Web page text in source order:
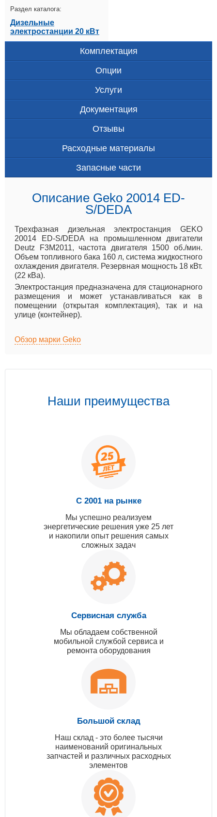
Раздел каталога:
Дизельные
электростанции 20 кВт
Комплектация
Опции
Услуги
Документация
Отзывы
Расходные материалы
Запасные части
Описание Geko 20014 ED-
S/DEDA
Трехфазная дизельная электростанция GEKO
20014 ED-S/DEDA на промышленном двигатели
Deutz F3M2011, частота двигателя 1500 об./мин.
Объем топливного бака 160 л, система жидкостного
охлаждения двигателя. Резервная мощность 18 кВт.
(22 кВа).
Электростанция предназначена для стационарного
размещения и может устанавливаться как в
помещении (открытая комплектация), так и на
улице (контейнер).
Обзор марки Geko
Наши преимущества
С 2001 на рынке
Мы успешно реализуем
энергетические решения уже 25 лет
и накопили опыт решения самых
сложных задач
Сервисная служба
Мы обладаем собственной
мобильной службой сервиса и
ремонта оборудования
Большой склад
Наш склад - это более тысячи
наименований оригинальных
запчастей и различных расходных
элементов